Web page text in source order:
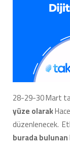
28-29-30 Mart
yüze olarak
düzenlenecek.
burada bulunan